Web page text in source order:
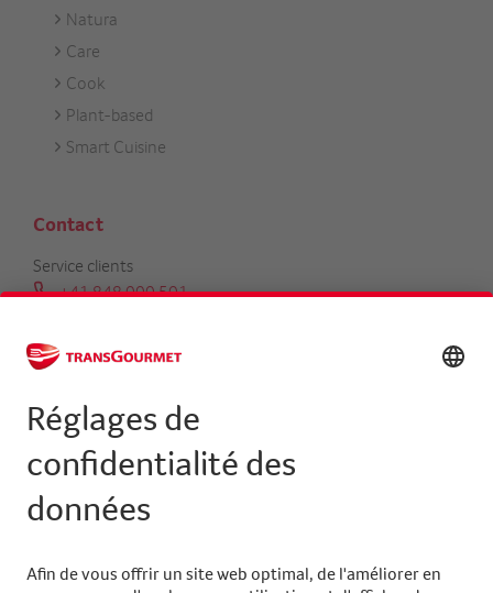
Natura
Care
Cook
Plant-based
Smart Cuisine
Contact
Service clients
+41 848 000 501
Trouver un conseiller clientèle
Centrale
+41 31 858 48 48
info@transgourmet.ch
your